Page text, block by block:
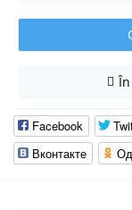
Facebook
Вконтакте